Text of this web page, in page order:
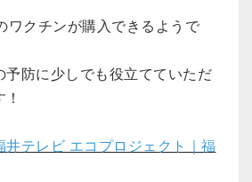
ワクチンが購入できるようで
予防に少しでも役立てていただ
井テレビ エコプロジェクト｜福